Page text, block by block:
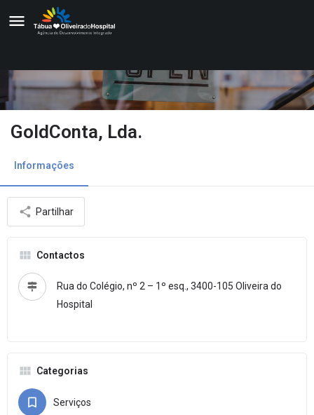
GoldConta, Lda.
Informações
Partilhar
Contactos
Rua do Colégio, nº 2 – 1º esq., 3400-105 Oliveira do
Hospital
Categorias
Serviços